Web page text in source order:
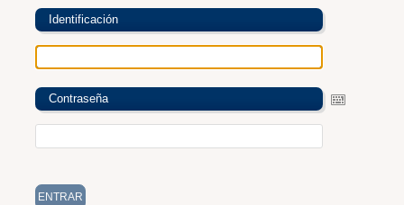
Identificación
Contraseña